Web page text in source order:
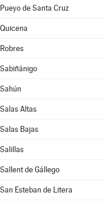
Pueyo de Santa Cruz
Quicena
Robres
Sabiñánigo
Sahún
Salas Altas
Salas Bajas
Salillas
Sallent de Gállego
San Esteban de Litera